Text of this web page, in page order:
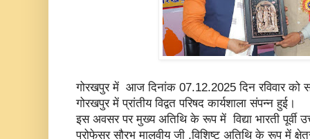
गोरखपुर में आज दिनांक 07.12.2025 दिन रविवार को
गोरखपुर में प्रांतीय विद्वत परिषद कार्यशाला संपन्न हुई।
इस अवसर पर मुख्य अतिथि के रूप में विद्या भारती पूर्वी
प्रोफेसर सौरभ मालवीय जी ,विशिष्ट अतिथि के रूप में